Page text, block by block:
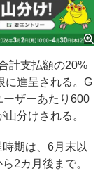
計支払額の20%
に進呈される。G
ザーあたり600
分けされる。
期は、6月末以
2カ月後まで。